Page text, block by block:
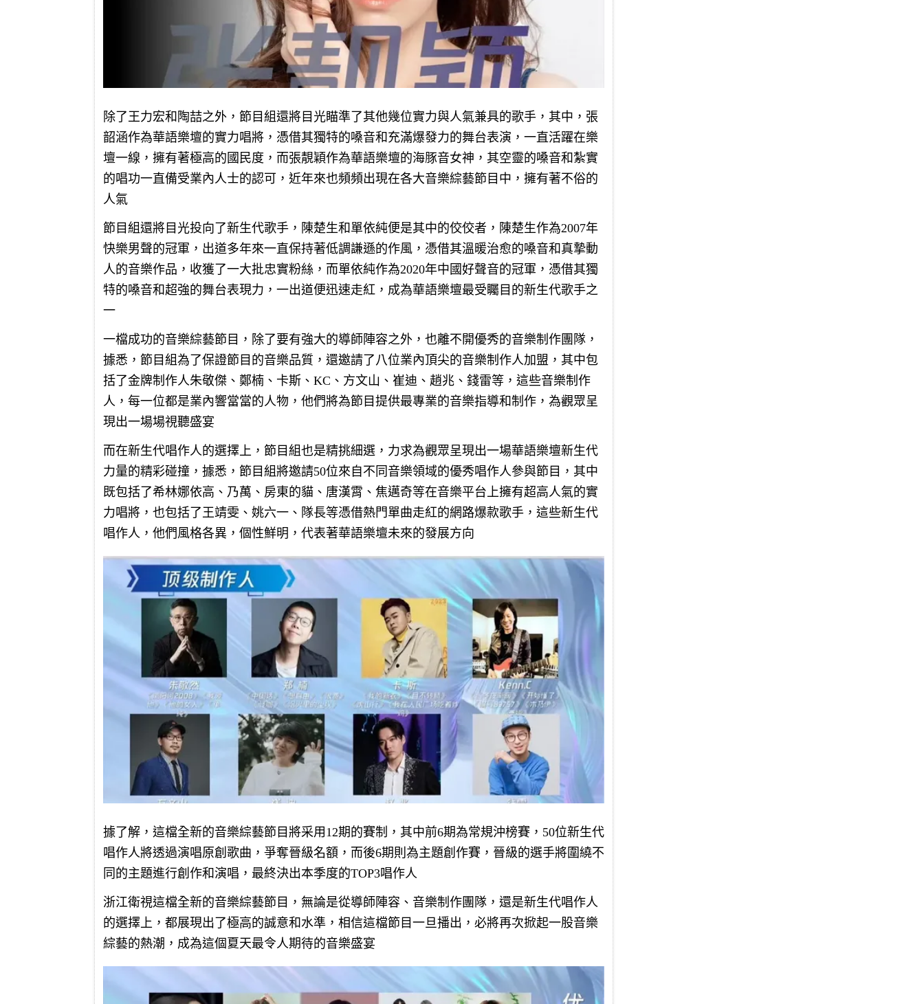
除了王力宏和陶喆之外，節目組還將目光瞄準了其他幾位實力與人氣兼具的歌手，其中，張
韶涵作為華語樂壇的實力唱將，憑借其獨特的嗓音和充滿爆發力的舞台表演，一直活躍在樂
壇一線，擁有著極高的國民度，而張靚穎作為華語樂壇的海豚音女神，其空靈的嗓音和紮實
的唱功一直備受業內人士的認可，近年來也頻頻出現在各大音樂綜藝節目中，擁有著不俗的
人氣
節目組還將目光投向了新生代歌手，陳楚生和單依純便是其中的佼佼者，陳楚生作為2007年
快樂男聲的冠軍，出道多年來一直保持著低調謙遜的作風，憑借其溫暖治愈的嗓音和真摯動
人的音樂作品，收獲了一大批忠實粉絲，而單依純作為2020年中國好聲音的冠軍，憑借其獨
特的嗓音和超強的舞台表現力，一出道便迅速走紅，成為華語樂壇最受矚目的新生代歌手之
一
一檔成功的音樂綜藝節目，除了要有強大的導師陣容之外，也離不開優秀的音樂制作團隊，
據悉，節目組為了保證節目的音樂品質，還邀請了八位業內頂尖的音樂制作人加盟，其中包
括了金牌制作人朱敬傑、鄭楠、卡斯、KC、方文山、崔迪、趙兆、錢雷等，這些音樂制作
人，每一位都是業內響當當的人物，他們將為節目提供最專業的音樂指導和制作，為觀眾呈
現出一場場視聽盛宴
而在新生代唱作人的選擇上，節目組也是精挑細選，力求為觀眾呈現出一場華語樂壇新生代
力量的精彩碰撞，據悉，節目組將邀請50位來自不同音樂領域的優秀唱作人參與節目，其中
既包括了希林娜依高、乃萬、房東的貓、唐漢霄、焦邁奇等在音樂平台上擁有超高人氣的實
力唱將，也包括了王靖雯、姚六一、隊長等憑借熱門單曲走紅的網路爆款歌手，這些新生代
唱作人，他們風格各異，個性鮮明，代表著華語樂壇未來的發展方向
據了解，這檔全新的音樂綜藝節目將采用12期的賽制，其中前6期為常規沖榜賽，50位新生代
唱作人將透過演唱原創歌曲，爭奪晉級名額，而後6期則為主題創作賽，晉級的選手將圍繞不
同的主題進行創作和演唱，最終決出本季度的TOP3唱作人
浙江衛視這檔全新的音樂綜藝節目，無論是從導師陣容、音樂制作團隊，還是新生代唱作人
的選擇上，都展現出了極高的誠意和水準，相信這檔節目一旦播出，必將再次掀起一股音樂
綜藝的熱潮，成為這個夏天最令人期待的音樂盛宴